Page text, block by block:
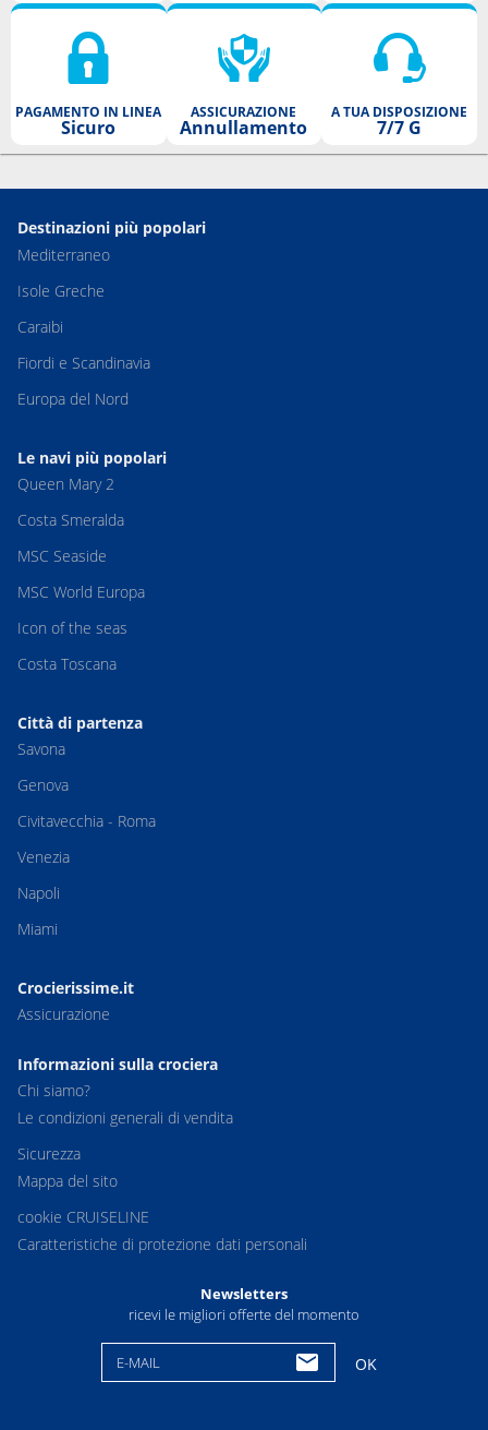
PAGAMENTO IN LINEA
Sicuro
ASSICURAZIONE
Annullamento
A TUA DISPOSIZIONE
7/7 G
Destinazioni più popolari
Mediterraneo
Isole Greche
Caraibi
Fiordi e Scandinavia
Europa del Nord
Le navi più popolari
Queen Mary 2
Costa Smeralda
MSC Seaside
MSC World Europa
Icon of the seas
Costa Toscana
Città di partenza
Savona
Genova
Civitavecchia - Roma
Venezia
Napoli
Miami
Crocierissime.it
Assicurazione
Informazioni sulla crociera
Chi siamo?
Le condizioni generali di vendita
Sicurezza
Mappa del sito
cookie CRUISELINE
Caratteristiche di protezione dati personali
Newsletters
ricevi le migliori offerte del momento
E-MAIL OK